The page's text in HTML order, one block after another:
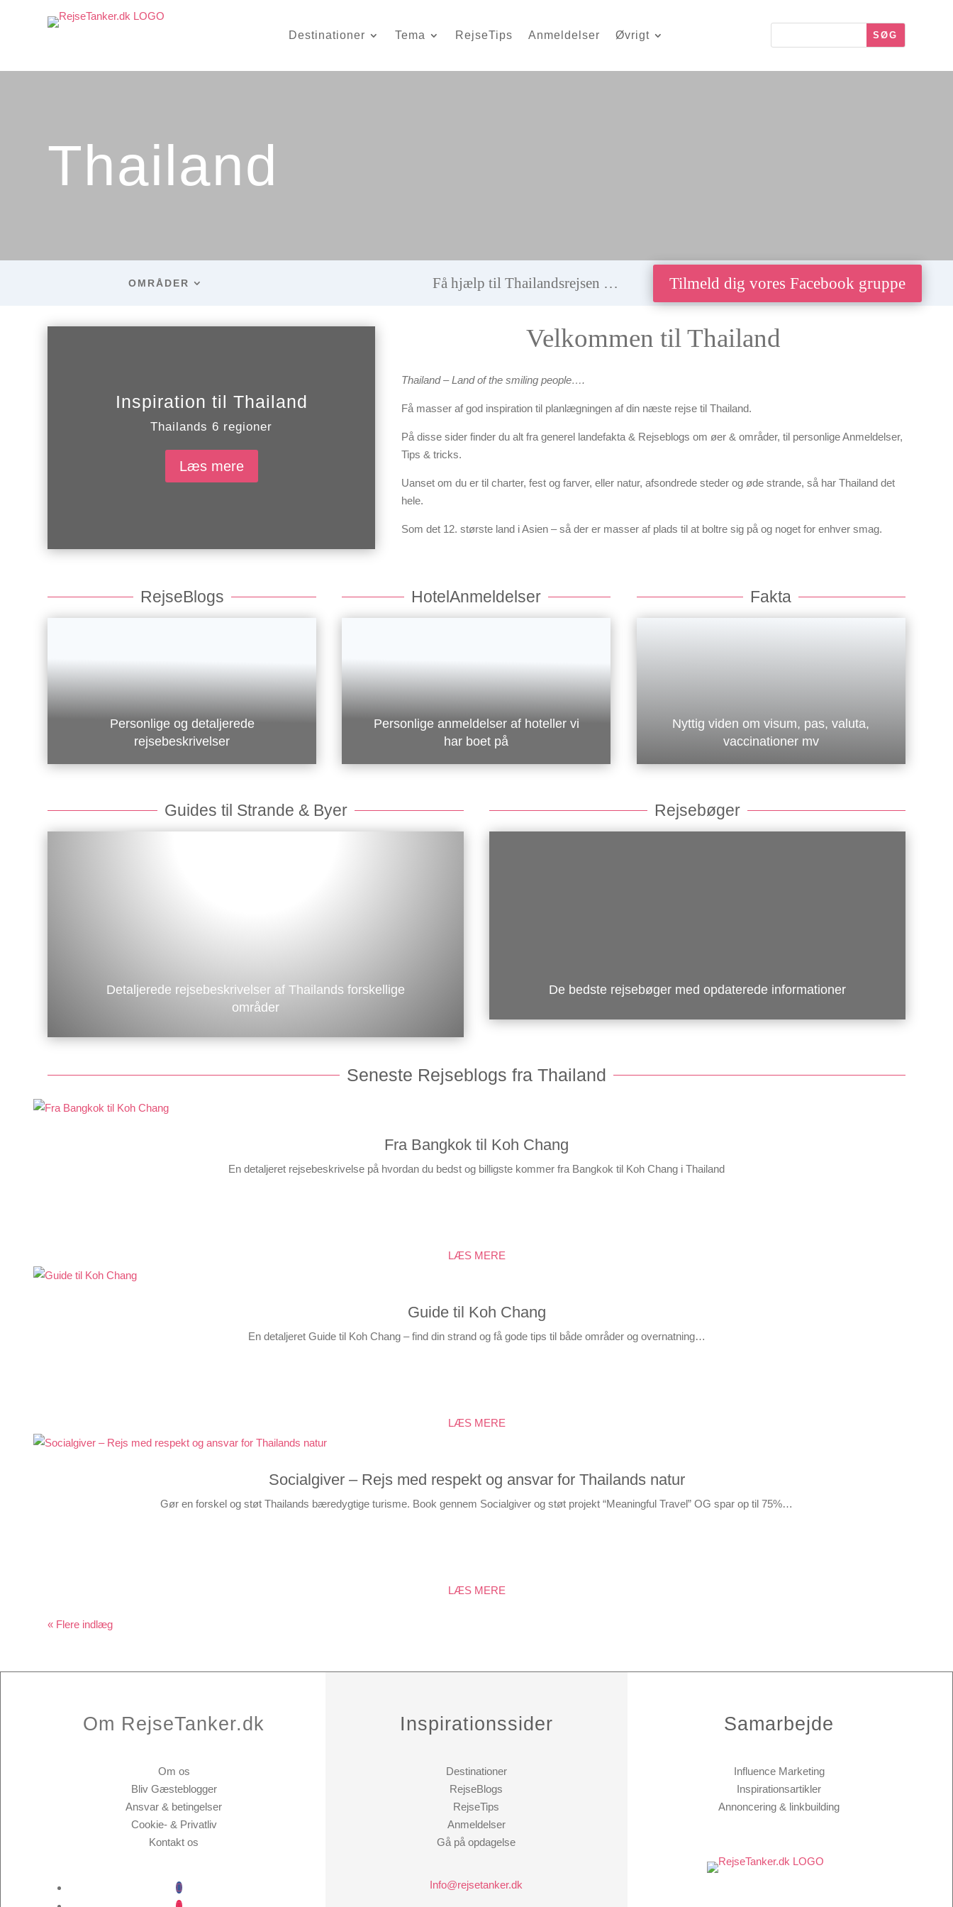
Destinationer Tema RejseTips Anmeldelser Øvrigt
Thailand
OMRÅDER Få hjælp til Thailandsrejsen … Tilmeld dig vores Facebook gruppe
Inspiration til Thailand
Thailands 6 regioner
Læs mere
Velkommen til Thailand
Thailand – Land of the smiling people….
Få masser af god inspiration til planlægningen af din næste rejse til Thailand.
På disse sider finder du alt fra generel landefakta & Rejseblogs om øer & områder, til personlige Anmeldelser,
Tips & tricks.
Uanset om du er til charter, fest og farver, eller natur, afsondrede steder og øde strande, så har Thailand det
hele.
Som det 12. største land i Asien – så der er masser af plads til at boltre sig på og noget for enhver smag.
RejseBlogs
Personlige og detaljerede
rejsebeskrivelser
HotelAnmeldelser
Personlige anmeldelser af hoteller vi
har boet på
Fakta
Nyttig viden om visum, pas, valuta,
vaccinationer mv
Guides til Strande & Byer
Detaljerede rejsebeskrivelser af Thailands forskellige
områder
Rejsebøger
De bedste rejsebøger med opdaterede informationer
Seneste Rejseblogs fra Thailand
Fra Bangkok til Koh Chang
En detaljeret rejsebeskrivelse på hvordan du bedst og billigste kommer fra Bangkok til Koh Chang i Thailand
LÆS MERE
Guide til Koh Chang
En detaljeret Guide til Koh Chang – find din strand og få gode tips til både områder og overnatning…
LÆS MERE
Socialgiver – Rejs med respekt og ansvar for Thailands natur
Gør en forskel og støt Thailands bæredygtige turisme. Book gennem Socialgiver og støt projekt “Meaningful Travel” OG spar op til 75%…
LÆS MERE
« Gamle poster
Om RejseTanker.dk
Om os
Bliv Gæsteblogger
Ansvar & betingelser
Cookie- & Privatliv
Kontakt os
Inspirationssider
Destinationer
RejseBlogs
RejseTips
Anmeldelser
Gå på opdagelse
Info@rejsetanker.dk
Samarbejde
Influence Marketing
Inspirationsartikler
Annoncering & linkbuilding